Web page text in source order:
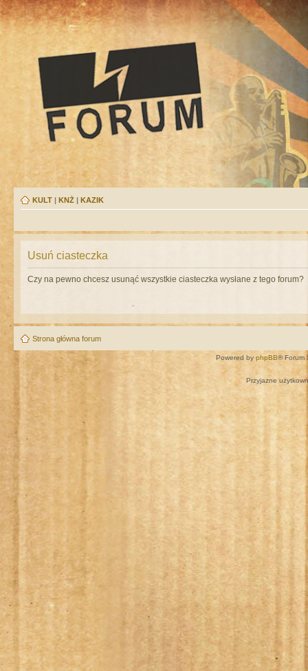
KULT | KNŻ | KAZIK
Usuń ciasteczka
Czy na pewno chcesz usunąć wszystkie ciasteczka wysłane z tego forum?
Strona główna forum
Powered by phpBB® Forum
Przyjazne